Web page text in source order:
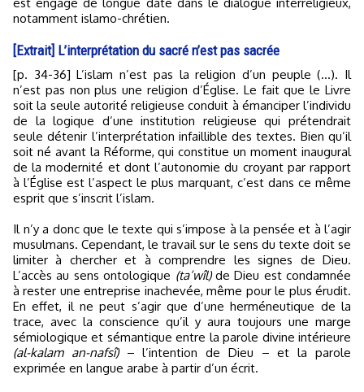
notamment islamo-chrétien.
[Extrait] L’interprétation du sacré n’est pas sacrée
[p. 34-36] L’islam n’est pas la religion d’un peuple (…). Il
n’est pas non plus une religion d’Église. Le fait que le Livre
soit la seule autorité religieuse conduit à émanciper l’individu
de la logique d’une institution religieuse qui prétendrait
seule détenir l’interprétation infaillible des textes. Bien qu’il
soit né avant la Réforme, qui constitue un moment inaugural
de la modernité et dont l’autonomie du croyant par rapport
à l’Église est l’aspect le plus marquant, c’est dans ce même
esprit que s’inscrit l’islam.
Il n’y a donc que le texte qui s’impose à la pensée et à l’agir
musulmans. Cependant, le travail sur le sens du texte doit se
limiter à chercher et à comprendre les signes de Dieu.
L’accès au sens ontologique (ta’wîl)de Dieu est condamnée
à rester une entreprise inachevée, même pour le plus érudit.
En effet, il ne peut s’agir que d’une herméneutique de la
trace, avec la conscience qu’il y aura toujours une marge
sémiologique et sémantique entre la parole divine intérieure
(al-kalam an-nafsî)– l’intention de Dieu – et la parole
exprimée en langue arabe à partir d’un écrit.